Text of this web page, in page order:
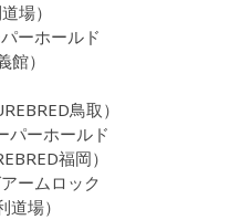
）
ホールド
）
鳥取）
パーホールド
福岡）
ームロック
場）